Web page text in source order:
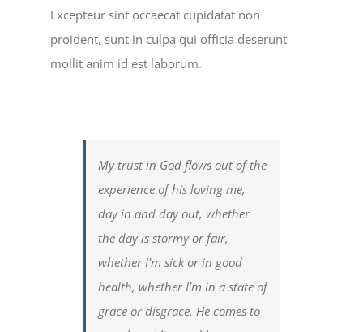
Excepteur sint occaecat cupidatat non
proident, sunt in culpa qui officia deserunt
mollit anim id est laborum.
My trust in God flows out of the
experience of his loving me,
day in and day out, whether
the day is stormy or fair,
whether I’m sick or in good
health, whether I’m in a state of
grace or disgrace. He comes to